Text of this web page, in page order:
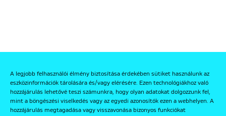
A legjobb felhasználói élmény biztosítása érdekében sütiket használunk az
eszközinformációk tárolására és/vagy elérésére. Ezen technológiákhoz való
hozzájárulás lehetővé teszi számunkra, hogy olyan adatokat dolgozzunk fel,
mint a böngészési viselkedés vagy az egyedi azonosítók ezen a webhelyen. A
hozzájárulás megtagadása vagy visszavonása bizonyos funkciókat